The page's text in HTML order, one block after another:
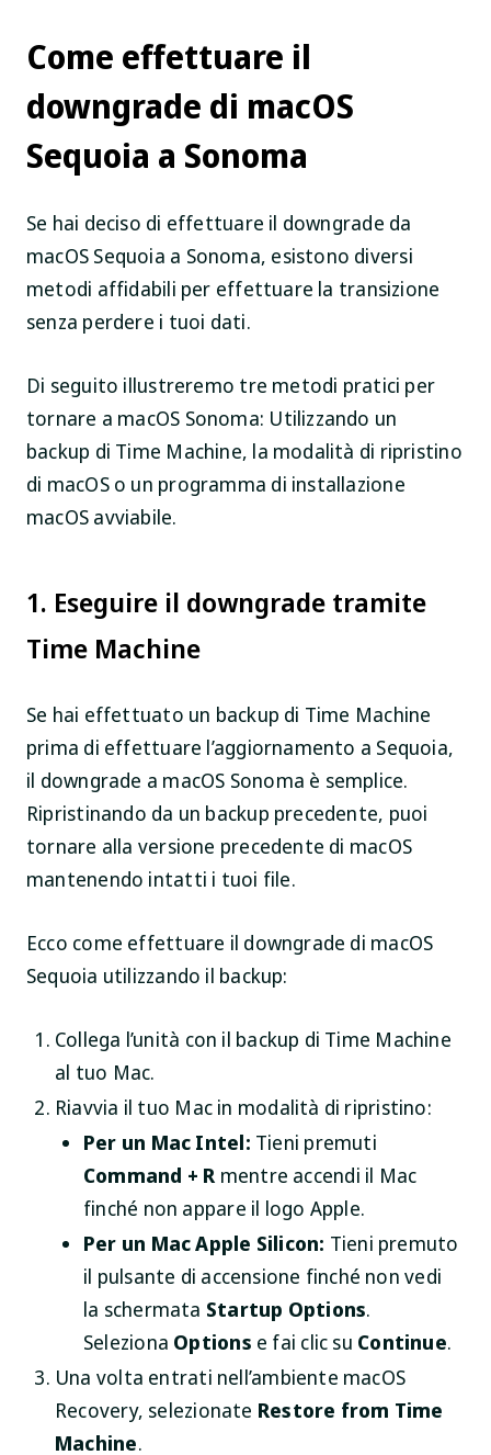
Come effettuare il
downgrade di macOS
Sequoia a Sonoma
Se hai deciso di effettuare il downgrade da
macOS Sequoia a Sonoma, esistono diversi
metodi affidabili per effettuare la transizione
senza perdere i tuoi dati.
Di seguito illustreremo tre metodi pratici per
tornare a macOS Sonoma: Utilizzando un
backup di Time Machine, la modalità di ripristino
di macOS o un programma di installazione
macOS avviabile.
1. Eseguire il downgrade tramite
Time Machine
Se hai effettuato un backup di Time Machine
prima di effettuare l’aggiornamento a Sequoia,
il downgrade a macOS Sonoma è semplice.
Ripristinando da un backup precedente, puoi
tornare alla versione precedente di macOS
mantenendo intatti i tuoi file.
Ecco come effettuare il downgrade di macOS
Sequoia utilizzando il backup:
Collega l’unità con il backup di Time Machine
al tuo Mac.
Riavvia il tuo Mac in modalità di ripristino:
Per un Mac Intel: Tieni premuti
Command + R mentre accendi il Mac
finché non appare il logo Apple.
Per un Mac Apple Silicon: Tieni premuto
il pulsante di accensione finché non vedi
la schermata Startup Options.
Seleziona Options e fai clic su Continue.
Una volta entrati nell’ambiente macOS
Recovery, selezionate Restore from Time
Machine.